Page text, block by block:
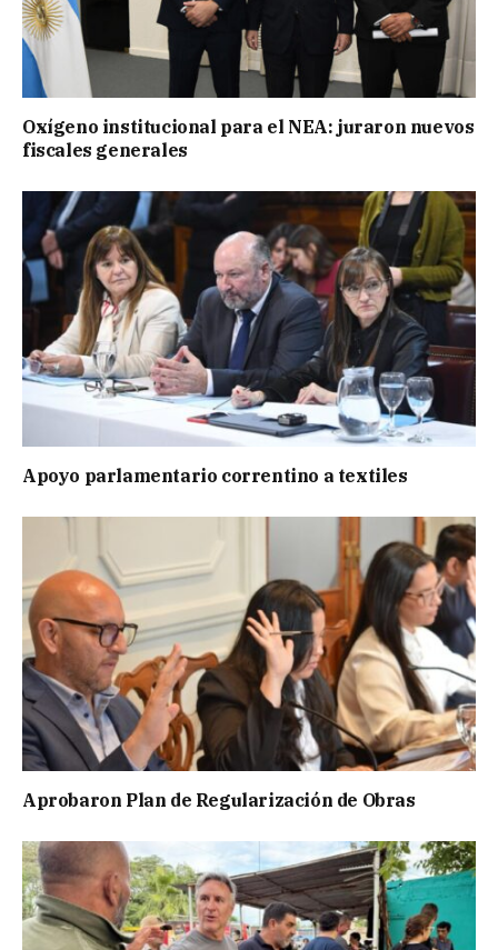
Oxígeno institucional para el NEA: juraron nuevos
fiscales generales
Apoyo parlamentario correntino a textiles
Aprobaron Plan de Regularización de Obras